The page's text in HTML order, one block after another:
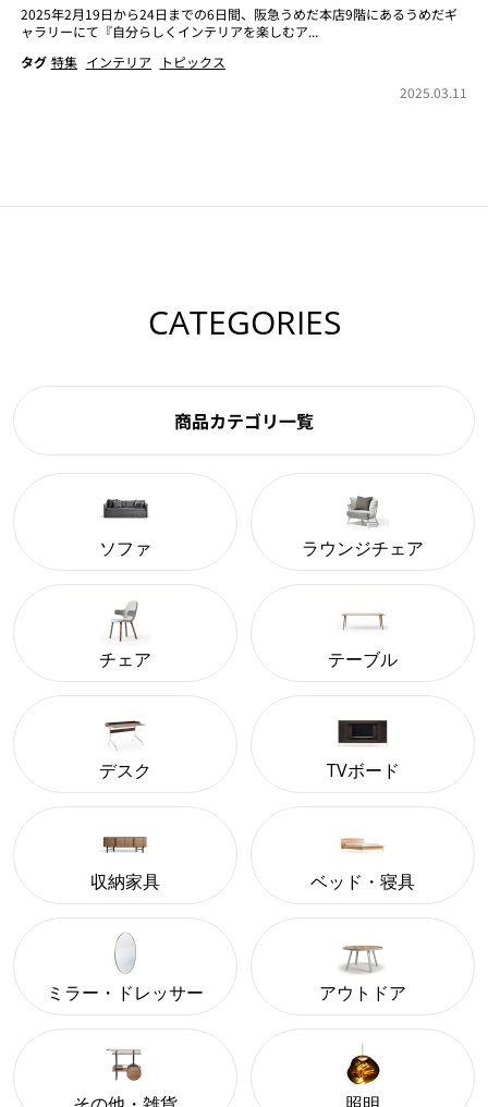
2025年2月19日から24日までの6日間、阪急うめだ本店9階にあるうめだギ
ャラリーにて『自分らしくインテリアを楽しむア...
タグ 特集 インテリア
トピックス
2025.03.11
CATEGORIES
商品カテゴリ一覧
ソファ ラウンジチェア
チェア テーブル
デスク TVボード
収納家具 ベッド・寝具
ミラー・ドレッサー アウトドア